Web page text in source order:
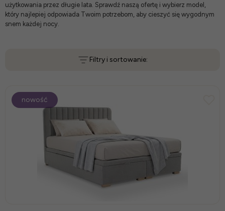
użytkowania przez długie lata. Sprawdź naszą ofertę i wybierz model,
który najlepiej odpowiada Twoim potrzebom, aby cieszyć się wygodnym
snem każdej nocy.
Filtry i sortowanie:
nowość